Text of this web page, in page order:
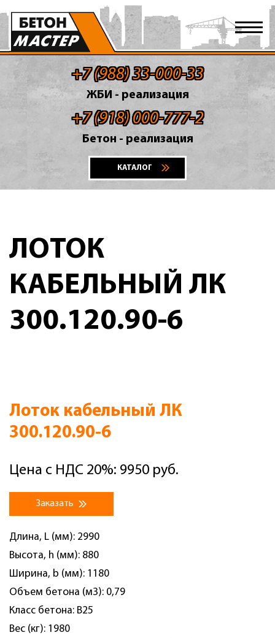
+7 (988) 33-000-33
ЖБИ - реализация
+7 (918) 000-777-2
Бетон - реализация
КАТАЛОГ
ЛОТОК
КАБЕЛЬНЫЙ ЛК
300.120.90-6
Лоток кабельный ЛК
300.120.90-6
Цена с НДС 20%: 9950 руб.
Заказать
Длина, L (мм): 2990
Высота, h (мм): 880
Ширина, b (мм): 1180
Объем бетона (м3): 0,79
Класс бетона: B25
Вес (кг): 1980